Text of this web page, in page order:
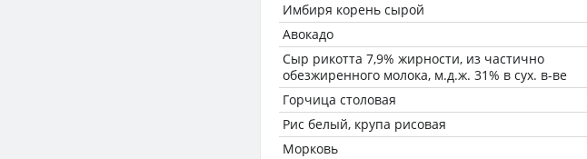
Имбиря корень сырой
Авокадо
Сыр рикотта 7,9% жирности, из частично
обезжиренного молока, м.д.ж. 31% в сух. в-ве
Горчица столовая
Рис белый, крупа рисовая
Морковь